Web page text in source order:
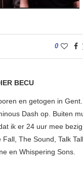
0
BECU
en getogen in
Dash op. Buiten
ik er 24 uur mee
Fall, The Sound, Talk
en Whispering Sons.